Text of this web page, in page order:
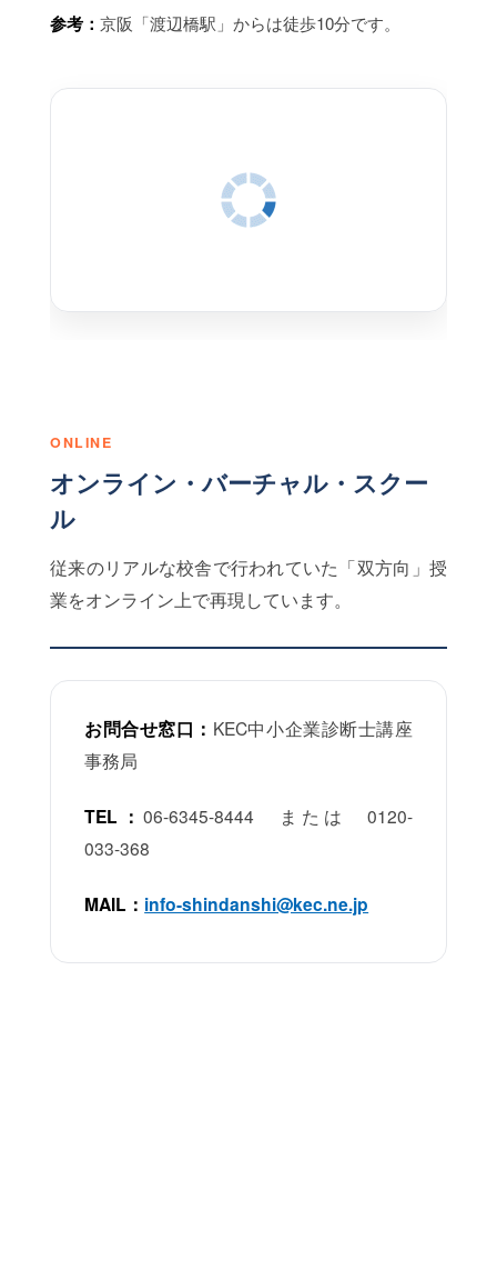
参考：京阪「渡辺橋駅」からは徒歩10分です。
ONLINE
オンライン・バーチャル・スクー
ル
従来のリアルな校舎で行われていた「双方向」授
業をオンライン上で再現しています。
お問合せ窓口： KEC中小企業診断士講座
事務局
TEL：06-6345-8444 または 0120-
033-368
MAIL： info-shindanshi@kec.ne.jp